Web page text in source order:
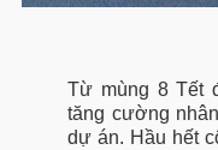
Từ mùng 8 Tết
tăng cường
dự án. Hầu hết